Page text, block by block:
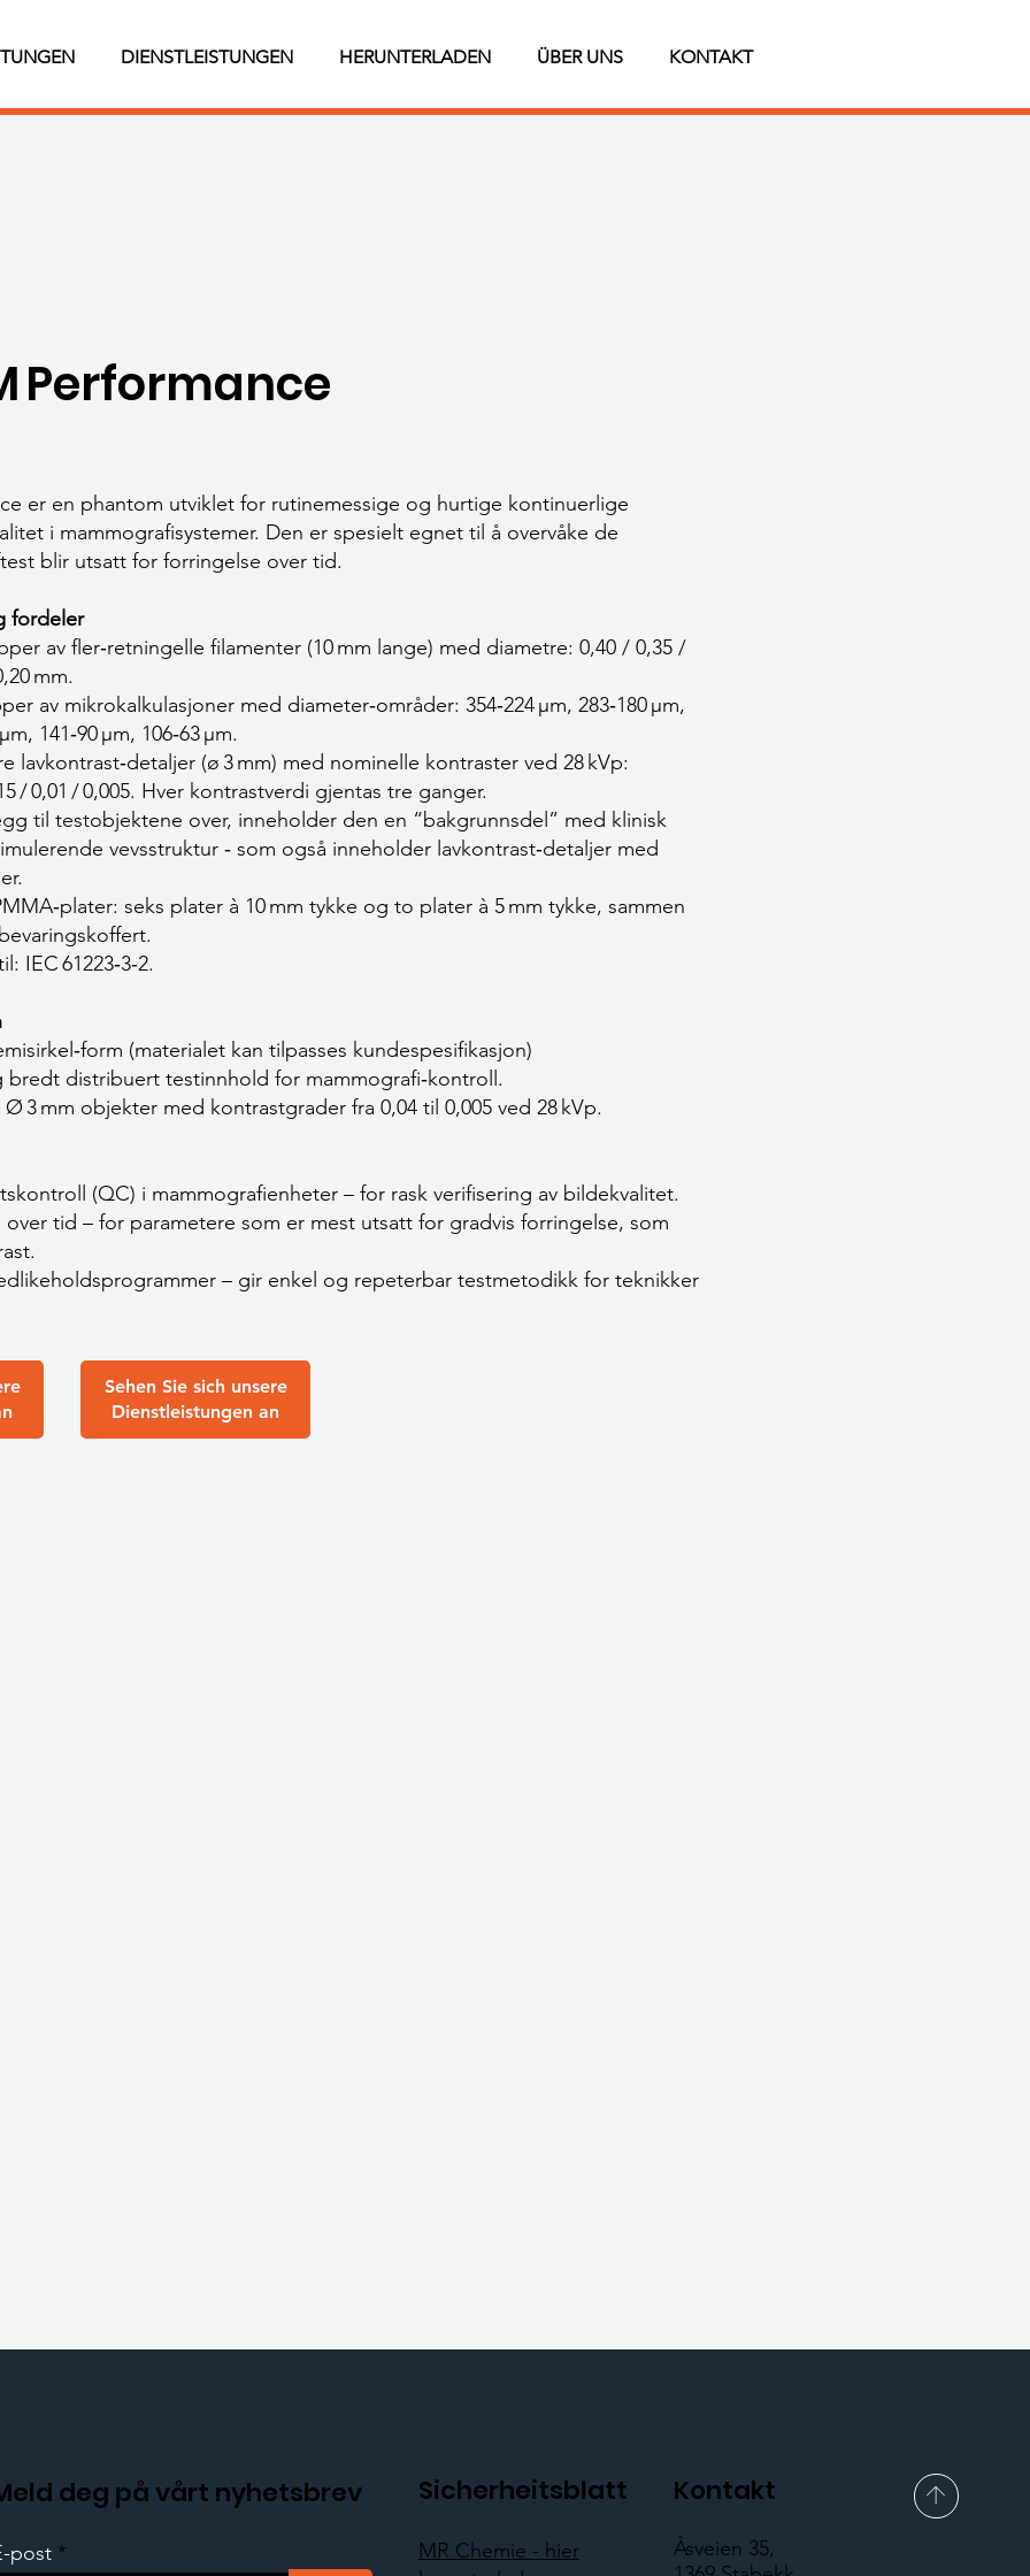
DIENSTLEISTUNGEN HERUNTERLADEN ÜBER UNS KONTAKT
Performance
er en phantom utviklet for rutinemessige og hurtige kontinuerlige
i mammografisystemer. Den er spesielt egnet til å overvåke de
blir utsatt for forringelse over tid.
fordeler
av fler‑retningelle filamenter (10 mm lange) med diametre: 0,40 / 0,35 /
mm.
av mikrokalkulasjoner med diameter‑områder: 354‑224 µm, 283‑180 µm,
141‑90 µm, 106‑63 µm.
lavkontrast‑detaljer (ø 3 mm) med nominelle kontraster ved 28 kVp:
/ 0,01 / 0,005. Hver kontrastverdi gjentas tre ganger.
til testobjektene over, inneholder den en “bakgrunnsdel” med klinisk
vevsstruktur ‑ som også inneholder lavkontrast‑detaljer med
seks plater à 10 mm tykke og to plater à 5 mm tykke, sammen
IEC 61223‑3‑2.
(materialet kan tilpasses kundespesifikasjon)
bredt distribuert testinnhold for mammografi‑kontroll.
Ø 3 mm objekter med kontrastgrader fra 0,04 til 0,005 ved 28 kVp.
(QC) i mammografienheter – for rask verifisering av bildekvalitet.
over tid – for parametere som er mest utsatt for gradvis forringelse, som
– gir enkel og repeterbar testmetodikk for teknikker
Sehen Sie sich unsere
Dienstleistungen an
Sicherheitsblatt
MR Chemie - hier
Kontakt
Åsveien 35,
deg på vårt nyhetsbrev
post